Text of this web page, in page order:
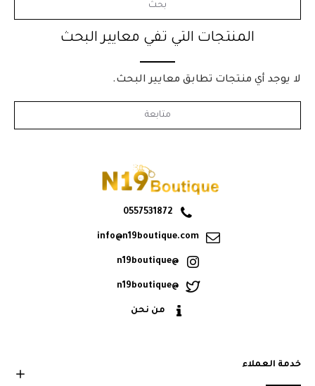
بحث
المنتجات التي تفي معايير البحث
لا يوجد أي منتجات تطابق معايير البحث.
متابعة
0557531872
info@n19boutique.com
@n19boutique
@n19boutique
من نحن
خدمة العملاء